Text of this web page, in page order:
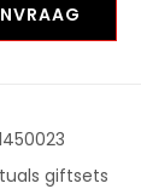
giftsets